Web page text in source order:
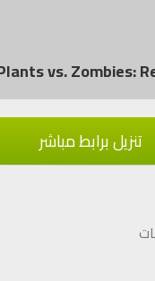
تنزيل برابط مباشر